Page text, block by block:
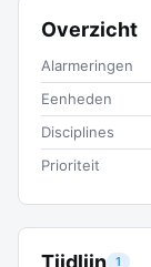
Tijdlijn 1
Overzicht
Alarmeringen
Eenheden
Disciplines
Prioriteit